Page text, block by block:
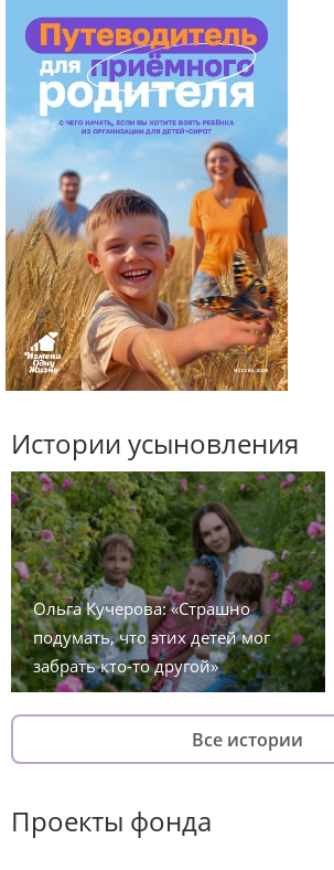
Истории усыновления
Ольга Кучерова: «Страшно
подумать, что этих детей мог
забрать кто-то другой»
Все истории
Проекты фонда